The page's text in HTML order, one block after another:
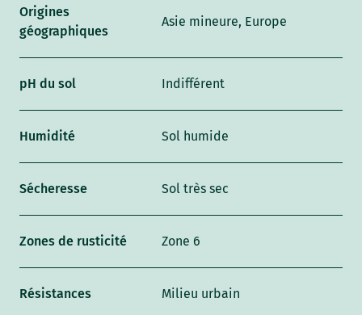
Origines
géographiques
Asie mineure, Europe
pH du sol Indifférent
Humidité Sol humide
Sécheresse Sol très sec
Zones de rusticité Zone 6
Résistances Milieu urbain